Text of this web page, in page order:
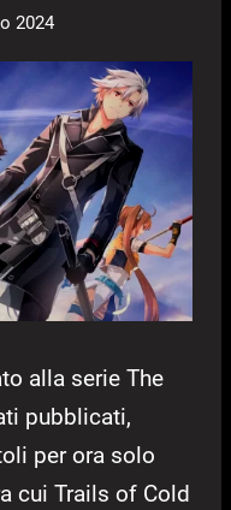
2024
alla serie The
pubblicati,
per ora solo
cui Trails of Cold